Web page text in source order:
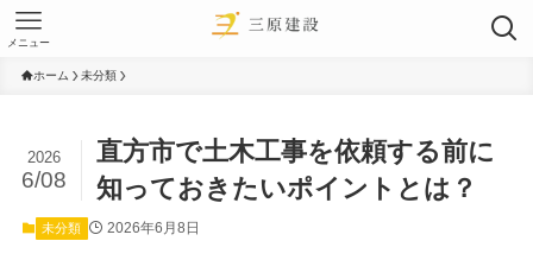
メニュー
ホーム 未分類
直方市で土木工事を依頼する前に
知っておきたいポイントとは？
2026
6/08
未分類 2026年6月8日